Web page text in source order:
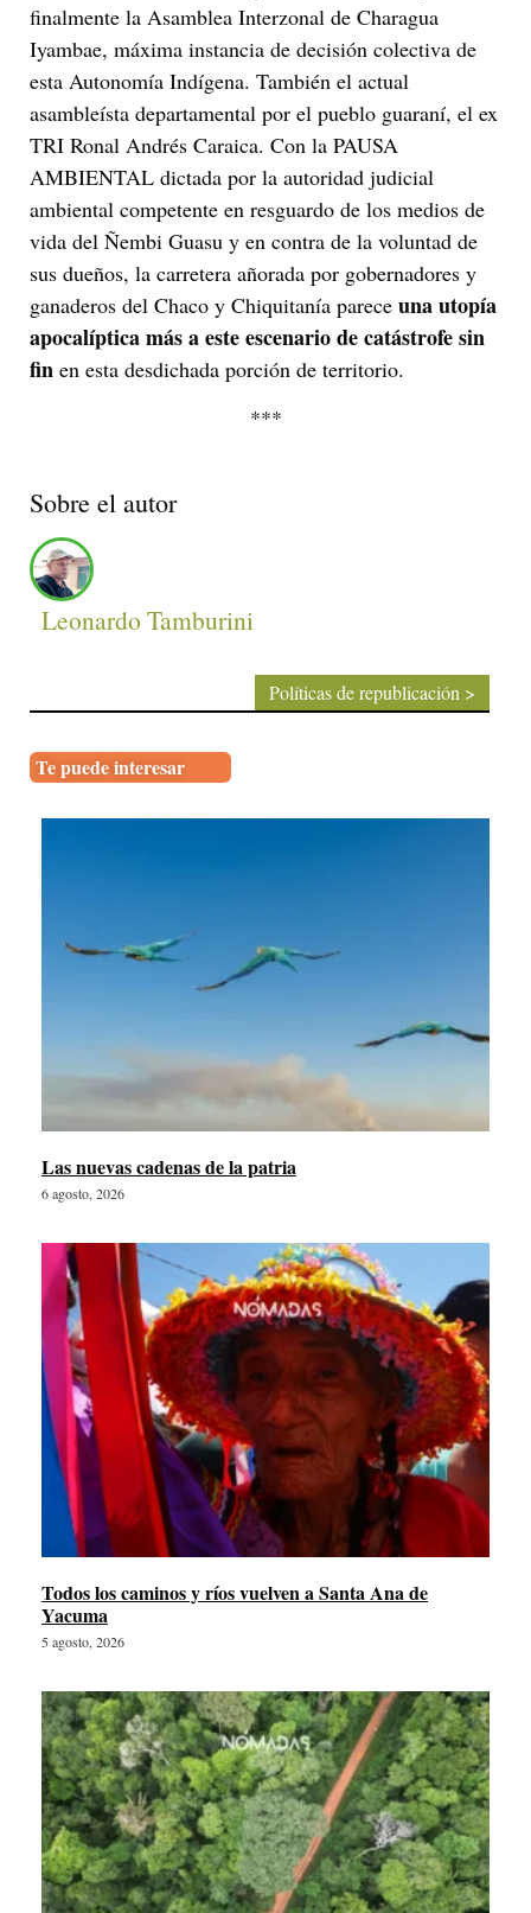
finalmente la Asamblea Interzonal de Charagua
Iyambae, máxima instancia de decisión colectiva de
esta Autonomía Indígena. También el actual
asambleísta departamental por el pueblo guaraní, el ex
TRI Ronal Andrés Caraica. Con la PAUSA
AMBIENTAL dictada por la autoridad judicial
ambiental competente en resguardo de los medios de
vida del Ñembi Guasu y en contra de la voluntad de
sus dueños, la carretera añorada por gobernadores y
ganaderos del Chaco y Chiquitanía parece una utopía
apocalíptica más a este escenario de catástrofe sin
fin en esta desdichada porción de territorio.
***
Sobre el autor
Leonardo Tamburini
Políticas de republicación >
Te puede interesar
Las nuevas cadenas de la patria
6 agosto, 2026
Todos los caminos y ríos vuelven a Santa Ana de
Yacuma
5 agosto, 2026